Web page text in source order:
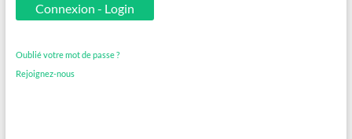
Oublié votre mot de passe ?
Rejoignez-nous